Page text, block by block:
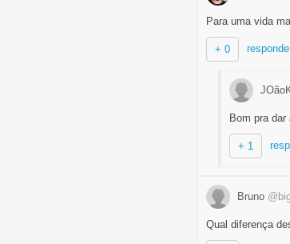
Para uma vida
+ 0
Bom pra
+ 1
Bruno
Qual diferença